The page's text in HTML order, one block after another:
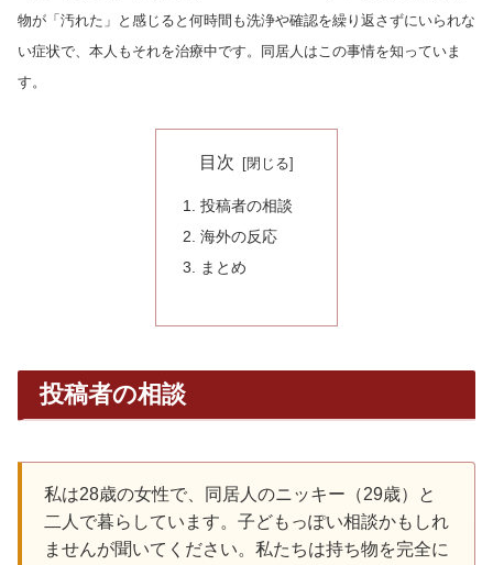
物が「汚れた」と感じると何時間も洗浄や確認を繰り返さずにいられな
い症状で、本人もそれを治療中です。同居人はこの事情を知っていま
す。
目次
投稿者の相談
海外の反応
まとめ
投稿者の相談
私は28歳の女性で、同居人のニッキー（29歳）と
二人で暮らしています。子どもっぽい相談かもしれ
ませんが聞いてください。私たちは持ち物を完全に